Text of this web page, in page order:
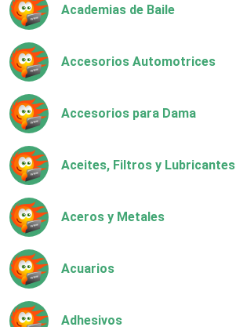
Academias de Baile
Accesorios Automotrices
Accesorios para Dama
Aceites, Filtros y Lubricantes
Aceros y Metales
Acuarios
Adhesivos